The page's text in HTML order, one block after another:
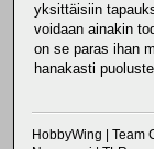
yksittäisiin
voidaan ainakin
on se paras ihan
hanakasti
HobbyWing | Team